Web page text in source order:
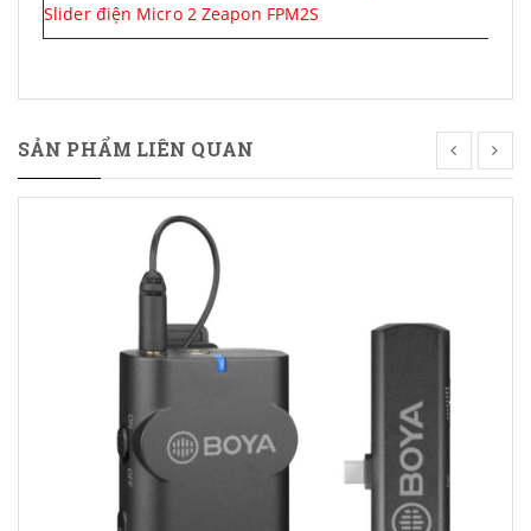
Slider điện Micro 2 Zeapon FPM2S
SẢN PHẨM LIÊN QUAN